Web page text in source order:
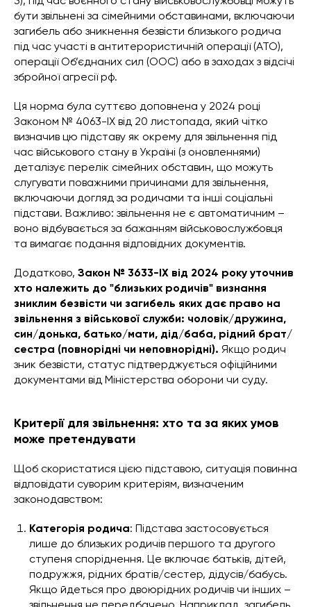
бути звільнені за сімейними обставинами, включаючи
загибель або зникнення безвісти близького родича
під час участі в антитерористичній операції (АТО),
операції Об’єднаних сил (ООС) або в заходах з відсічі
збройної агресії рф.
Ця норма була суттєво доповнена у 2024 році
Законом № 4063-IX від 20 листопада, який чітко
визначив цю підставу як окрему для звільнення під
час військового стану в Україні (з оновленнями)
деталізує перелік сімейних обставин, що можуть
слугувати поважними причинами для звільнення,
включаючи догляд за родичами та інші соціальні
підстави. Важливо: звільнення не є автоматичним –
воно відбувається за бажанням військовослужбовця
та вимагає подання відповідних документів.
Додатково, Закон № 3633-IX від 2024 року уточнив
хто належить до "близьких родичів" визнання
зниклим безвісти чи загибель яких дає право на
звільнення з військової служби: чоловік/дружина,
син/донька, батько/мати, дід/баба, рідний брат/
сестра (повнорідні чи неповнорідні). Якщо родич
зник безвісти, статус підтверджується офіційними
документами від Міністерства оборони чи суду.
Критерії для звільнення: хто та за яких умов
може претендувати
Щоб скористатися цією підставою, ситуація повинна
відповідати суворим критеріям, визначеним
законодавством:
Категорія родича: Підстава застосовується
лише до близьких родичів першого та другого
ступеня споріднення. Це включає батьків, дітей,
подружжя, рідних братів/сестер, дідусів/бабусь.
Якщо йдеться про двоюрідних родичів чи інших –